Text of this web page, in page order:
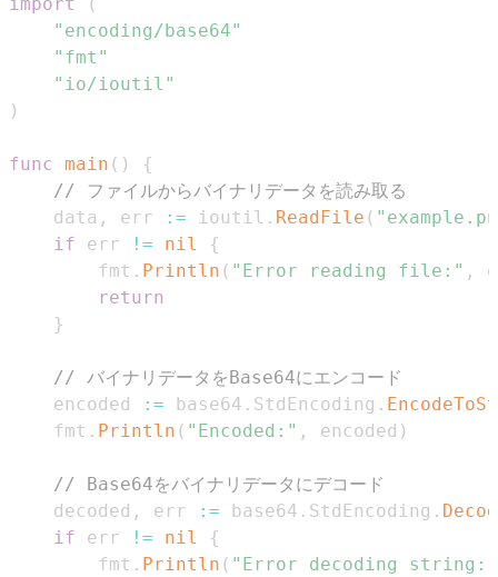
"encoding/base64"
"fmt"
"io/ioutil"
)
func main ( )
{
// ファイルからバイナリデータを読み取る
    data
, err := ioutil . ReadFile (
if err != nil
{
        fmt
. Println ( "Error reading file:" ,
return
}
// バイナリデータをBase64にエンコード
    encoded
:= base64 . StdEncoding .
    fmt
. Println ( "Encoded:" , encoded )
// Base64をバイナリデータにデコード
    decoded
, err := base64 . StdEncoding .
if err != nil
{
        fmt
. Println ( "Error decoding string:"